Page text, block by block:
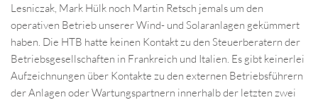
Lesniczak, Mark Hülk noch Martin Retsch jemals um den
operativen Betrieb unserer Wind- und Solaranlagen gekümmert
haben. Die HTB hatte keinen Kontakt zu den Steuerberatern der
Betriebsgesellschaften in Frankreich und Italien. Es gibt keinerlei
Aufzeichnungen über Kontakte zu den externen Betriebsführern
der Anlagen oder Wartungspartnern innerhalb der letzten zwei